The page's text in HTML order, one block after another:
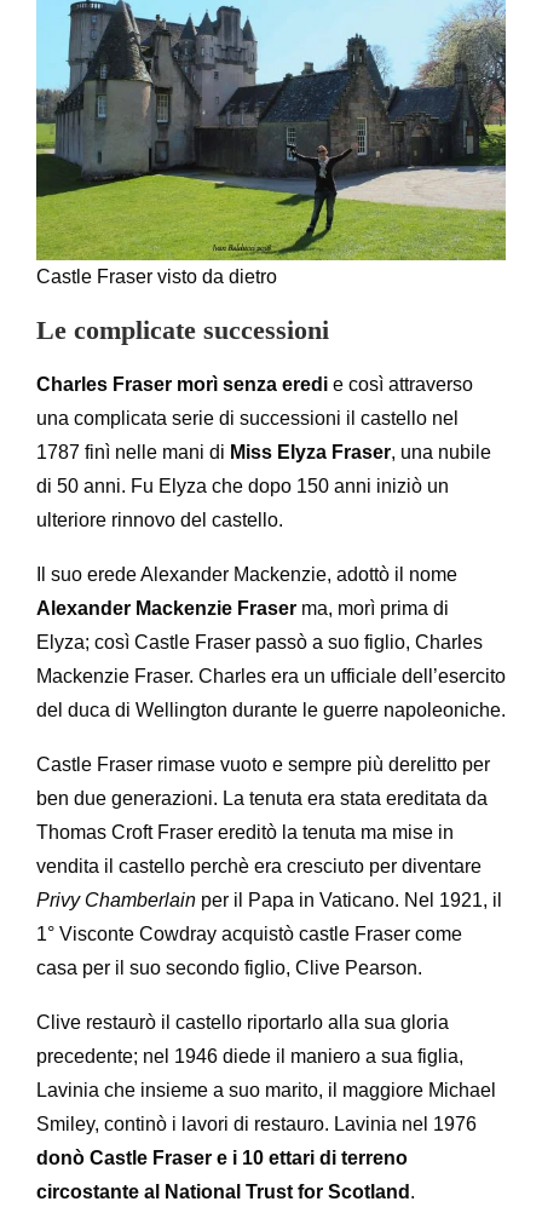
Castle Fraser visto da dietro
Le complicate successioni
Charles Fraser morì senza eredi e così attraverso
una complicata serie di successioni il castello nel
1787 finì nelle mani di Miss Elyza Fraser, una nubile
di 50 anni. Fu Elyza che dopo 150 anni iniziò un
ulteriore rinnovo del castello.
Il suo erede Alexander Mackenzie, adottò il nome
Alexander Mackenzie Fraser ma, morì prima di
Elyza; così Castle Fraser passò a suo figlio, Charles
Mackenzie Fraser. Charles era un ufficiale dell’esercito
del duca di Wellington durante le guerre napoleoniche.
Castle Fraser rimase vuoto e sempre più derelitto per
ben due generazioni. La tenuta era stata ereditata da
Thomas Croft Fraser ereditò la tenuta ma mise in
vendita il castello perchè era cresciuto per diventare
Privy Chamberlain per il Papa in Vaticano. Nel 1921, il
1° Visconte Cowdray acquistò castle Fraser come
casa per il suo secondo figlio, Clive Pearson.
Clive restaurò il castello riportarlo alla sua gloria
precedente; nel 1946 diede il maniero a sua figlia,
Lavinia che insieme a suo marito, il maggiore Michael
Smiley, continò i lavori di restauro. Lavinia nel 1976
donò Castle Fraser e i 10 ettari di terreno
circostante al National Trust for Scotland .